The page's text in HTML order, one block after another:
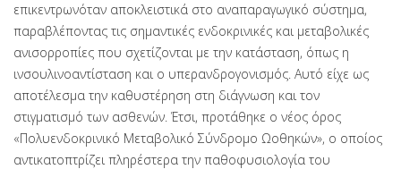
επικεντρωνόταν αποκλειστικά στο αναπαραγωγικό σύστημα,
παραβλέποντας τις σημαντικές ενδοκρινικές και μεταβολικές
ανισορροπίες που σχετίζονται με την κατάσταση, όπως η
ινσουλινοαντίσταση και ο υπερανδρογονισμός. Αυτό είχε ως
αποτέλεσμα την καθυστέρηση στη διάγνωση και τον
στιγματισμό των ασθενών. Έτσι, προτάθηκε ο νέος όρος
«Πολυενδοκρινικό Μεταβολικό Σύνδρομο Ωοθηκών», ο οποίος
αντικατοπτρίζει πληρέστερα την παθοφυσιολογία του